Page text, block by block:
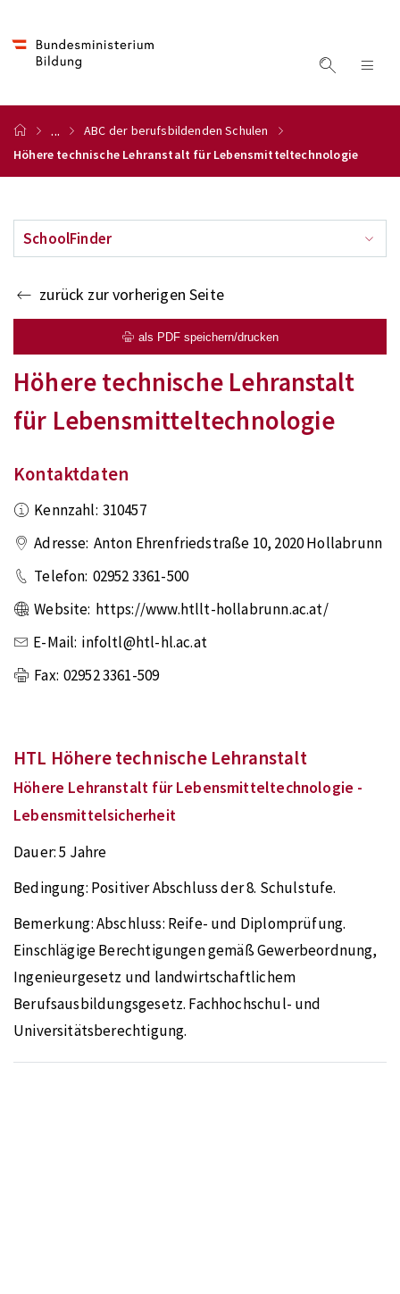
...
ABC der berufsbildenden Schulen
Höhere technische Lehranstalt für Lebensmitteltechnologie
SchoolFinder
zurück zur vorherigen Seite
als PDF speichern/drucken
Höhere technische Lehranstalt
für Lebensmitteltechnologie
Kontaktdaten
Kennzahl: 310457
Adresse: Anton Ehrenfriedstraße 10, 2020Hollabrunn
Telefon: 02952 3361-500
Website: https://www.htllt-hollabrunn.ac.at/
E-Mail: infoltl@htl-hl.ac.at
Fax: 02952 3361-509
HTL Höhere technische Lehranstalt
Höhere Lehranstalt für Lebensmitteltechnologie -
Lebensmittelsicherheit
Dauer:5 Jahre
Bedingung: Positiver Abschluss der 8. Schulstufe.
Bemerkung:Abschluss: Reife- und Diplomprüfung.
Einschlägige Berechtigungen gemäß Gewerbeordnung,
Ingenieurgesetz und landwirtschaftlichem
Berufsausbildungsgesetz. Fachhochschul- und
Universitätsberechtigung.